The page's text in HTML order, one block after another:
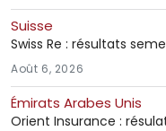
Suisse
Swiss Re : résultats
Août 6, 2026
Émirats Arabes Unis
Orient Insurance :